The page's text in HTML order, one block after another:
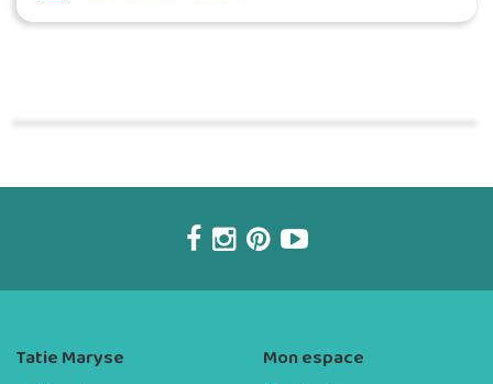
Tatie Maryse Mon espace